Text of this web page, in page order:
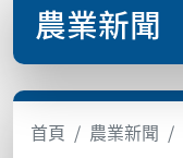
農業新聞
首頁 農業新聞